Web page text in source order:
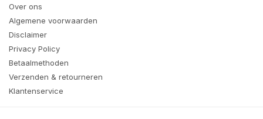
Over ons
Algemene voorwaarden
Disclaimer
Privacy Policy
Betaalmethoden
Verzenden & retourneren
Klantenservice